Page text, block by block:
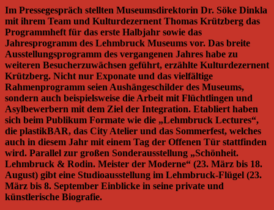
Im Pressegespräch stellten Museumsdirektorin Dr. Söke Dinkla
mit ihrem Team und Kulturdezernent Thomas Krützberg das
Programmheft für das erste Halbjahr sowie das
Jahresprogramm des Lehmbruck Museums vor. Das breite
Ausstellungsprogramm des vergangenen Jahres habe zu
weiteren Besucherzuwächsen geführt, erzählte Kulturdezernent
Krützberg. Nicht nur Exponate und das vielfältige
Rahmenprogramm seien Aushängeschilder des Museums,
sondern auch beispielsweise die Arbeit mit Flüchtlingen und
Asylbewerbern mit dem Ziel der Integration. Etabliert haben
sich beim Publikum Formate wie die „Lehmbruck Lectures“,
die plastikBAR, das City Atelier und das Sommerfest, welches
auch in diesem Jahr mit einem Tag der Offenen Tür stattfinden
wird. Parallel zur großen Sonderausstellung „Schönheit.
Lehmbruck & Rodin. Meister der Moderne“ (23. März bis 18.
August) gibt eine Studioausstellung im Lehmbruck-Flügel (23.
März bis 8. September Einblicke in seine private und
künstlerische Biografie.